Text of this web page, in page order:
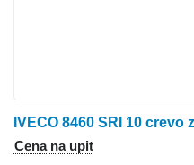
Cena na upit